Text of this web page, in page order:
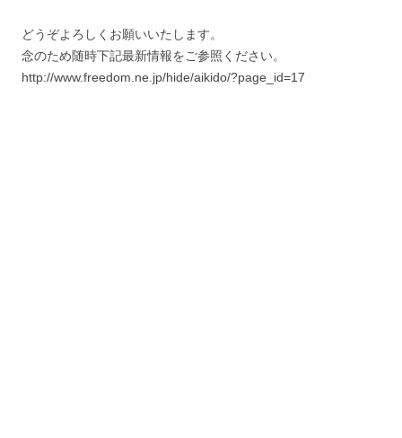
どうぞよろしくお願いいたします。
念のため随時下記最新情報をご参照ください。
http://www.freedom.ne.jp/hide/aikido/?page_id=17